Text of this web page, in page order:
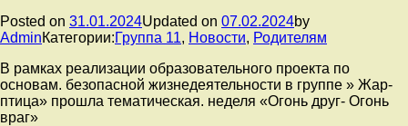
Posted on 31.01.2024Updated on 07.02.2024by
AdminКатегории:Группа 11, Новости, Родителям
В рамках реализации образовательного проекта по
основам. безопасной жизнедеятельности в группе » Жар-
птица» прошла тематическая. неделя «Огонь друг- Огонь
враг»